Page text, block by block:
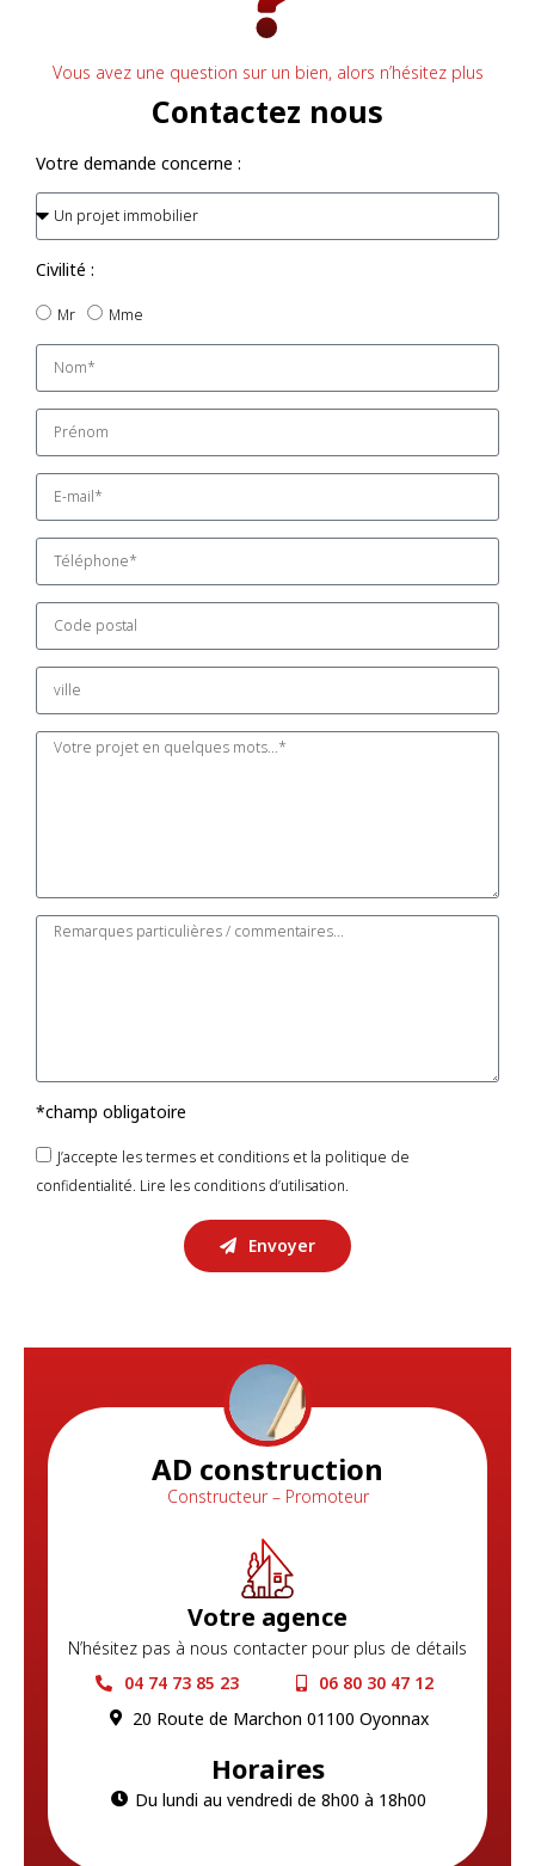
Vous avez une question sur un bien, alors n’hésitez plus
Contactez nous
Votre demande concerne :
Civilité :
Mr Mme
*champ obligatoire
J’accepte les termes et conditions et la politique de
confidentialité. Lire les conditions d’utilisation.
Envoyer
AD construction
Constructeur – Promoteur
Votre agence
N’hésitez pas à nous contacter pour plus de détails
04 74 73 85 23
06 80 30 47 12
20 Route de Marchon 01100 Oyonnax
Horaires
Du lundi au vendredi de 8h00 à 18h00